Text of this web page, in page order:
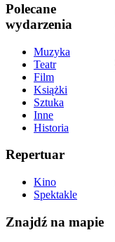
Polecane
wydarzenia
Muzyka
Teatr
Film
Książki
Sztuka
Inne
Historia
Repertuar
Kino
Spektakle
Znajdź na mapie